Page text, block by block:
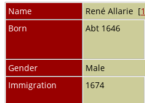
Name René Allarie [1
Born
Abt 1646
Gender
Male
Immigration
1674